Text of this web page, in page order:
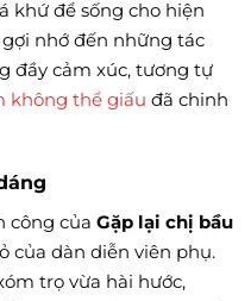
khứ để sống cho hiện
nhớ đến những tác
đầy cảm xúc, tương tự
không thể giấu đã chinh
công của Gặp lại chị bầu
của dàn diễn viên phụ.
trọ vừa hài hước,